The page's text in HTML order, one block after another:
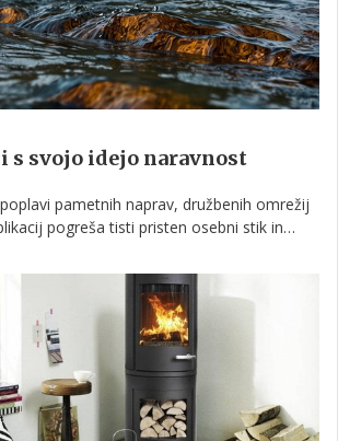
s svojo idejo naravnost
pametnih naprav, družbenih omrežij
pogreša tisti pristen osebni stik in
njimi in ste naveličani klasičnih družabnih
ne jezi se ali monopoli, boste zagotovo
družabno igro decadolo, ki je plod
podjetnih Slovencev.